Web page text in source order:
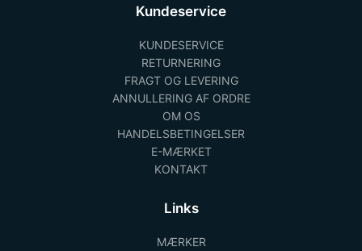
Kundeservice
KUNDESERVICE
RETURNERING
FRAGT OG LEVERING
ANNULLERING AF ORDRE
OM OS
HANDELSBETINGELSER
E-MÆRKET
KONTAKT
Links
MÆRKER